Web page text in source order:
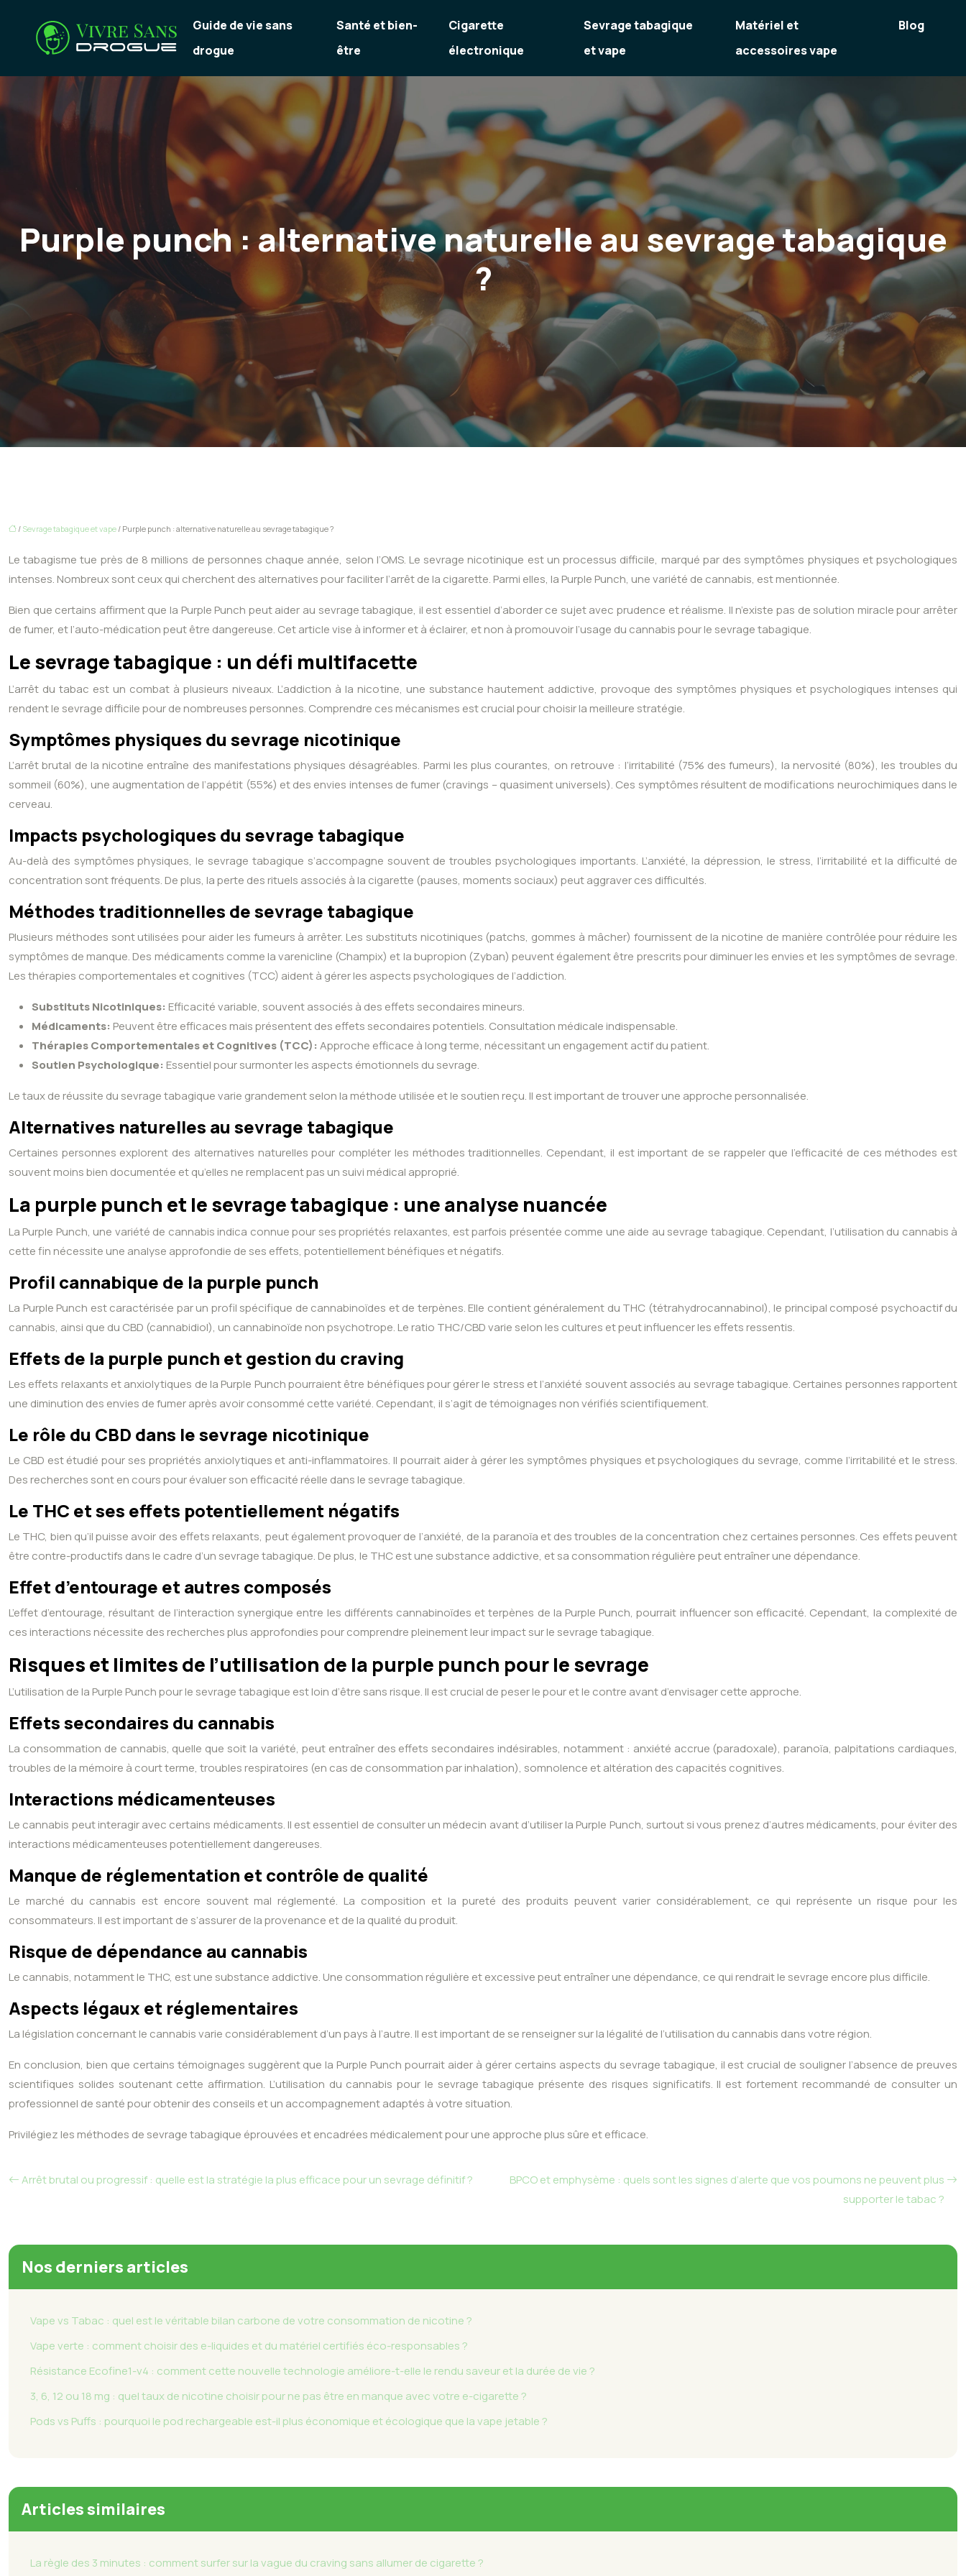
Guide de vie sans
drogue
Santé et bien-
être
Cigarette
électronique
Sevrage tabagique
et vape
Matériel et
accessoires vape
Blog
Purple punch : alternative naturelle au sevrage tabagique
?
/ Sevrage tabagique et vape/ Purple punch : alternative naturelle au sevrage tabagique ?
Le tabagisme tue près de 8 millions de personnes chaque année, selon l’OMS. Le sevrage nicotinique est un processus difficile, marqué par des symptômes physiques et psychologiques
intenses. Nombreux sont ceux qui cherchent des alternatives pour faciliter l’arrêt de la cigarette. Parmi elles, la Purple Punch, une variété de cannabis, est mentionnée.
Bien que certains affirment que la Purple Punch peut aider au sevrage tabagique, il est essentiel d’aborder ce sujet avec prudence et réalisme. Il n’existe pas de solution miracle pour arrêter
de fumer, et l’auto-médication peut être dangereuse. Cet article vise à informer et à éclairer, et non à promouvoir l’usage du cannabis pour le sevrage tabagique.
Le sevrage tabagique : un défi multifacette
L’arrêt du tabac est un combat à plusieurs niveaux. L’addiction à la nicotine, une substance hautement addictive, provoque des symptômes physiques et psychologiques intenses qui
rendent le sevrage difficile pour de nombreuses personnes. Comprendre ces mécanismes est crucial pour choisir la meilleure stratégie.
Symptômes physiques du sevrage nicotinique
L’arrêt brutal de la nicotine entraîne des manifestations physiques désagréables. Parmi les plus courantes, on retrouve : l’irritabilité (75% des fumeurs), la nervosité (80%), les troubles du
sommeil (60%), une augmentation de l’appétit (55%) et des envies intenses de fumer (cravings – quasiment universels). Ces symptômes résultent de modifications neurochimiques dans le
cerveau.
Impacts psychologiques du sevrage tabagique
Au-delà des symptômes physiques, le sevrage tabagique s’accompagne souvent de troubles psychologiques importants. L’anxiété, la dépression, le stress, l’irritabilité et la difficulté de
concentration sont fréquents. De plus, la perte des rituels associés à la cigarette (pauses, moments sociaux) peut aggraver ces difficultés.
Méthodes traditionnelles de sevrage tabagique
Plusieurs méthodes sont utilisées pour aider les fumeurs à arrêter. Les substituts nicotiniques (patchs, gommes à mâcher) fournissent de la nicotine de manière contrôlée pour réduire les
symptômes de manque. Des médicaments comme la varenicline (Champix) et la bupropion (Zyban) peuvent également être prescrits pour diminuer les envies et les symptômes de sevrage.
Les thérapies comportementales et cognitives (TCC) aident à gérer les aspects psychologiques de l’addiction.
Substituts Nicotiniques: Efficacité variable, souvent associés à des effets secondaires mineurs.
Médicaments: Peuvent être efficaces mais présentent des effets secondaires potentiels. Consultation médicale indispensable.
Thérapies Comportementales et Cognitives (TCC): Approche efficace à long terme, nécessitant un engagement actif du patient.
Soutien Psychologique: Essentiel pour surmonter les aspects émotionnels du sevrage.
Le taux de réussite du sevrage tabagique varie grandement selon la méthode utilisée et le soutien reçu. Il est important de trouver une approche personnalisée.
Alternatives naturelles au sevrage tabagique
Certaines personnes explorent des alternatives naturelles pour compléter les méthodes traditionnelles. Cependant, il est important de se rappeler que l’efficacité de ces méthodes est
souvent moins bien documentée et qu’elles ne remplacent pas un suivi médical approprié.
La purple punch et le sevrage tabagique : une analyse nuancée
La Purple Punch, une variété de cannabis indica connue pour ses propriétés relaxantes, est parfois présentée comme une aide au sevrage tabagique. Cependant, l’utilisation du cannabis à
cette fin nécessite une analyse approfondie de ses effets, potentiellement bénéfiques et négatifs.
Profil cannabique de la purple punch
La Purple Punch est caractérisée par un profil spécifique de cannabinoïdes et de terpènes. Elle contient généralement du THC (tétrahydrocannabinol), le principal composé psychoactif du
cannabis, ainsi que du CBD (cannabidiol), un cannabinoïde non psychotrope. Le ratio THC/CBD varie selon les cultures et peut influencer les effets ressentis.
Effets de la purple punch et gestion du craving
Les effets relaxants et anxiolytiques de la Purple Punch pourraient être bénéfiques pour gérer le stress et l’anxiété souvent associés au sevrage tabagique. Certaines personnes rapportent
une diminution des envies de fumer après avoir consommé cette variété. Cependant, il s’agit de témoignages non vérifiés scientifiquement.
Le rôle du CBD dans le sevrage nicotinique
Le CBD est étudié pour ses propriétés anxiolytiques et anti-inflammatoires. Il pourrait aider à gérer les symptômes physiques et psychologiques du sevrage, comme l’irritabilité et le stress.
Des recherches sont en cours pour évaluer son efficacité réelle dans le sevrage tabagique.
Le THC et ses effets potentiellement négatifs
Le THC, bien qu’il puisse avoir des effets relaxants, peut également provoquer de l’anxiété, de la paranoïa et des troubles de la concentration chez certaines personnes. Ces effets peuvent
être contre-productifs dans le cadre d’un sevrage tabagique. De plus, le THC est une substance addictive, et sa consommation régulière peut entraîner une dépendance.
Effet d’entourage et autres composés
L’effet d’entourage, résultant de l’interaction synergique entre les différents cannabinoïdes et terpènes de la Purple Punch, pourrait influencer son efficacité. Cependant, la complexité de
ces interactions nécessite des recherches plus approfondies pour comprendre pleinement leur impact sur le sevrage tabagique.
Risques et limites de l’utilisation de la purple punch pour le sevrage
L’utilisation de la Purple Punch pour le sevrage tabagique est loin d’être sans risque. Il est crucial de peser le pour et le contre avant d’envisager cette approche.
Effets secondaires du cannabis
La consommation de cannabis, quelle que soit la variété, peut entraîner des effets secondaires indésirables, notamment : anxiété accrue (paradoxale), paranoïa, palpitations cardiaques,
troubles de la mémoire à court terme, troubles respiratoires (en cas de consommation par inhalation), somnolence et altération des capacités cognitives.
Interactions médicamenteuses
Le cannabis peut interagir avec certains médicaments. Il est essentiel de consulter un médecin avant d’utiliser la Purple Punch, surtout si vous prenez d’autres médicaments, pour éviter des
interactions médicamenteuses potentiellement dangereuses.
Manque de réglementation et contrôle de qualité
Le marché du cannabis est encore souvent mal réglementé. La composition et la pureté des produits peuvent varier considérablement, ce qui représente un risque pour les
consommateurs. Il est important de s’assurer de la provenance et de la qualité du produit.
Risque de dépendance au cannabis
Le cannabis, notamment le THC, est une substance addictive. Une consommation régulière et excessive peut entraîner une dépendance, ce qui rendrait le sevrage encore plus difficile.
Aspects légaux et réglementaires
La législation concernant le cannabis varie considérablement d’un pays à l’autre. Il est important de se renseigner sur la légalité de l’utilisation du cannabis dans votre région.
En conclusion, bien que certains témoignages suggèrent que la Purple Punch pourrait aider à gérer certains aspects du sevrage tabagique, il est crucial de souligner l’absence de preuves
scientifiques solides soutenant cette affirmation. L’utilisation du cannabis pour le sevrage tabagique présente des risques significatifs. Il est fortement recommandé de consulter un
professionnel de santé pour obtenir des conseils et un accompagnement adaptés à votre situation.
Privilégiez les méthodes de sevrage tabagique éprouvées et encadrées médicalement pour une approche plus sûre et efficace.
Arrêt brutal ou progressif : quelle est la stratégie la plus efficace pour un sevrage définitif ?
BPCO et emphysème : quels sont les signes d’alerte que vos poumons ne peuvent plus
supporter le tabac ?
Nos derniers articles
Vape vs Tabac : quel est le véritable bilan carbone de votre consommation de nicotine ?
Vape verte : comment choisir des e-liquides et du matériel certifiés éco-responsables ?
Résistance Ecofine1-v4 : comment cette nouvelle technologie améliore-t-elle le rendu saveur et la durée de vie ?
3, 6, 12 ou 18 mg : quel taux de nicotine choisir pour ne pas être en manque avec votre e-cigarette ?
Pods vs Puffs : pourquoi le pod rechargeable est-il plus économique et écologique que la vape jetable ?
Articles similaires
La règle des 3 minutes : comment surfer sur la vague du craving sans allumer de cigarette ?